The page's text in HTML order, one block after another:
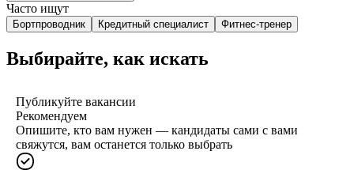
Часто ищут
Бортпроводник Кредитный специалист Фитнес-тренер
Выбирайте, как искать
Публикуйте вакансии
Рекомендуем
Опишите, кто вам нужен — кандидаты сами с вами
свяжутся, вам останется только выбрать